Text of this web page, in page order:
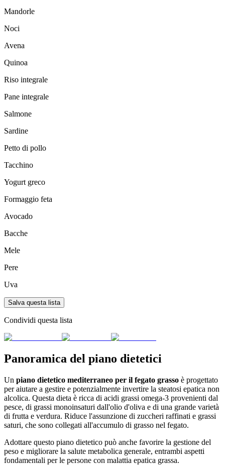
Mandorle
Noci
Avena
Quinoa
Riso integrale
Pane integrale
Salmone
Sardine
Petto di pollo
Tacchino
Yogurt greco
Formaggio feta
Avocado
Bacche
Mele
Pere
Uva
Salva questa lista
Condividi questa lista
Panoramica del piano dietetici
Un piano dietetico mediterraneo per il fegato grasso è progettato
per aiutare a gestire e potenzialmente invertire la steatosi epatica non
alcolica. Questa dieta è ricca di acidi grassi omega-3 provenienti dal
pesce, di grassi monoinsaturi dall'olio d'oliva e di una grande varietà
di frutta e verdura. Riduce l'assunzione di zuccheri raffinati e grassi
saturi, che sono collegati all'accumulo di grasso nel fegato.
Adottare questo piano dietetico può anche favorire la gestione del
peso e migliorare la salute metabolica generale, entrambi aspetti
fondamentali per le persone con malattia epatica grassa.